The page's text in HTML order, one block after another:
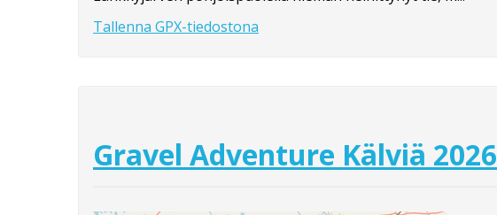
Tallenna GPX-tiedostona
Gravel Adventure Kälviä 2026